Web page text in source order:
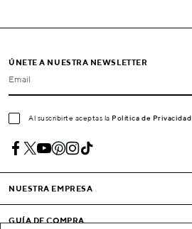
ÚNETE A NUESTRA NEWSLETTER
Email
Al suscribirte aceptas la Política de Privacidad
NUESTRA EMPRESA
GUÍA DE COMPRA